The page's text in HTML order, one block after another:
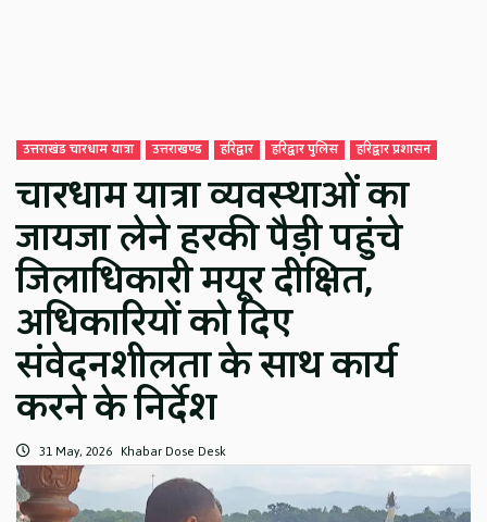
उत्तराखंड चारधाम यात्रा उत्तराखण्ड हरिद्वार हरिद्वार पुलिस हरिद्वार प्रशासन
चारधाम यात्रा व्यवस्थाओं का
जायजा लेने हरकी पैड़ी पहुंचे
जिलाधिकारी मयूर दीक्षित,
अधिकारियों को दिए
संवेदनशीलता के साथ कार्य
करने के निर्देश
31 May, 2026 Khabar Dose Desk